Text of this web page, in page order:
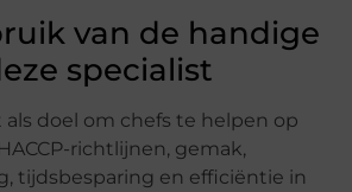
van de handige
specialist
als doel om chefs te helpen op
richtlijnen, gemak,
tijdsbesparing en efficiëntie in